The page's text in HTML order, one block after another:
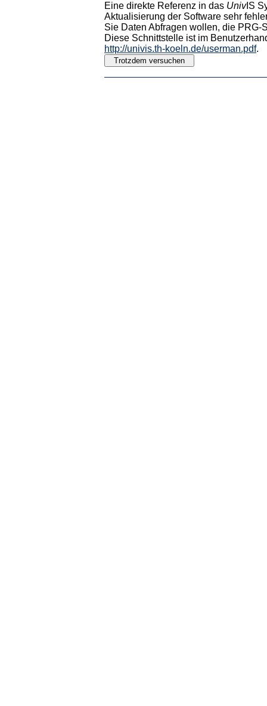
Eine direkte Referenz in das UnivIS
Aktualisierung der Software sehr
Sie Daten Abfragen wollen, die PRG-
Diese Schnittstelle ist im
http://univis.th-koeln.de/userman.pdf.